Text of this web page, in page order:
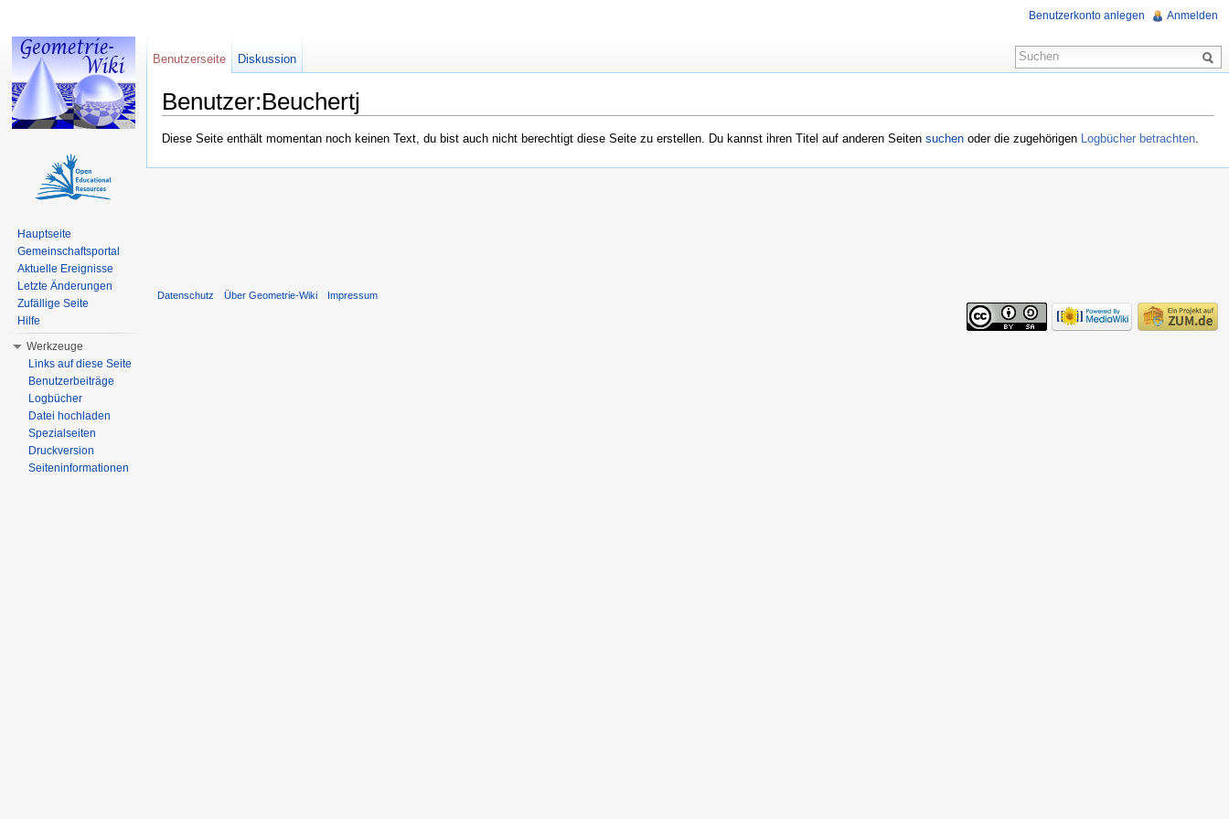
Benutzer:Beuchertj
Diese Seite enthält momentan noch keinen Text, du bist auch nicht berechtigt diese Seite zu erstellen. Du kannst ihren Titel auf anderen Seiten suchen oder die zugehörigen Logbücher betrachten.
Benutzerkonto anlegen Anmelden
Benutzerseite Diskussion
Hauptseite
Gemeinschaftsportal
Aktuelle Ereignisse
Letzte Änderungen
Zufällige Seite
Hilfe
Werkzeuge
Links auf diese Seite
Benutzerbeiträge
Logbücher
Datei hochladen
Spezialseiten
Druckversion
Seiteninformationen
Datenschutz Über Geometrie-Wiki Impressum